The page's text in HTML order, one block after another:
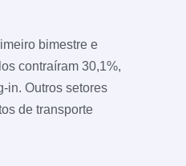
bimestre e
contraíram 30,1%,
in. Outros setores
de transporte